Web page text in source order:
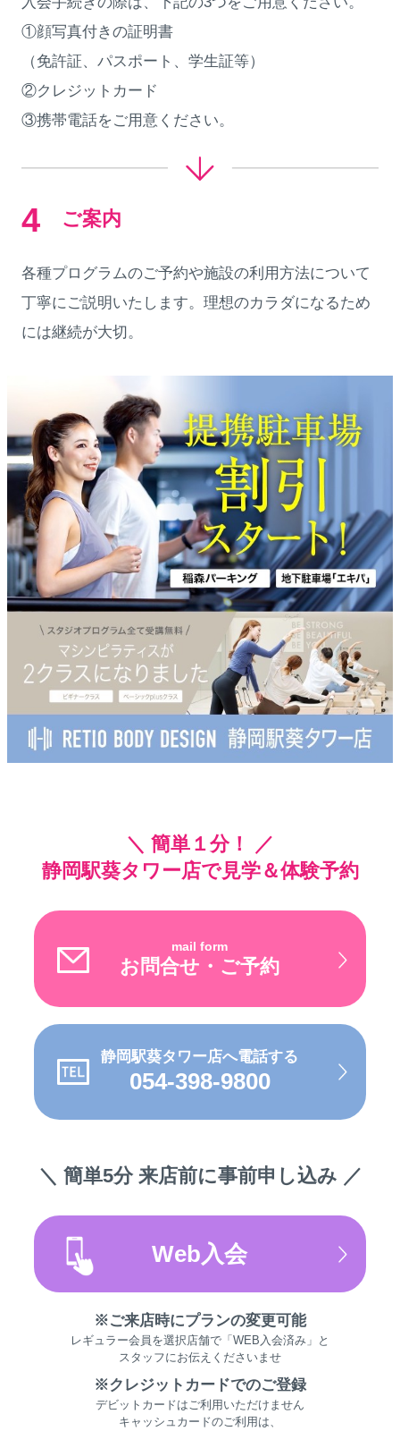
①顔写真付きの証明書
（免許証、パスポート、学生証等）
②クレジットカード
③携帯電話をご用意ください。
4 ご案内
各種プログラムのご予約や施設の利用方法について
丁寧にご説明いたします。理想のカラダになるため
には継続が大切。
＼ 簡単１分！ ／
静岡駅葵タワー店で見学＆体験予約
mail form
お問合せ・ご予約
静岡駅葵タワー店へ電話する
054-398-9800
＼ 簡単5分 来店前に事前申し込み ／
Web入会
※ご来店時にプランの変更可能
レギュラー会員を選択店舗で「WEB入会済み」と
スタッフにお伝えくださいませ
※クレジットカードでのご登録
デビットカードはご利用いただけません
キャッシュカードのご利用は、